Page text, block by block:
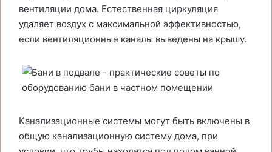
вентиляции дома. Естественная циркуляция
удаляет воздух с максимальной эффективностью,
если вентиляционные каналы выведены на крышу.
Канализационные системы могут быть включены в
общую канализационную систему дома, при